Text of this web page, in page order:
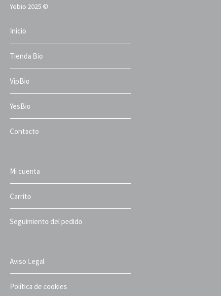
Yebio 2025 ©
Inicio
Tienda Bio
VipBio
YesBio
Contacto
Mi cuenta
Carrito
Seguimiento del pedido
Aviso Legal
Política de cookies